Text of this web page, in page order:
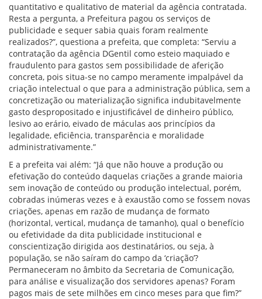
quantitativo e qualitativo de material da agência contratada.
Resta a pergunta, a Prefeitura pagou os serviços de
publicidade e sequer sabia quais foram realmente
realizados?”, questiona a prefeita, que completa: “Serviu a
contratação da agência DGentil como esteio maquiado e
fraudulento para gastos sem possibilidade de aferição
concreta, pois situa-se no campo meramente impalpável da
criação intelectual o que para a administração pública, sem a
concretização ou materialização significa indubitavelmente
gasto despropositado e injustificável de dinheiro público,
lesivo ao erário, eivado de máculas aos princípios da
legalidade, eficiência, transparência e moralidade
administrativamente.”
E a prefeita vai além: “Já que não houve a produção ou
efetivação do conteúdo daquelas criações a grande maioria
sem inovação de conteúdo ou produção intelectual, porém,
cobradas inúmeras vezes e à exaustão como se fossem novas
criações, apenas em razão de mudança de formato
(horizontal, vertical, mudança de tamanho), qual o benefício
ou efetividade da dita publicidade institucional e
conscientização dirigida aos destinatários, ou seja, à
população, se não saíram do campo da ‘criação’?
Permaneceram no âmbito da Secretaria de Comunicação,
para análise e visualização dos servidores apenas? Foram
pagos mais de sete milhões em cinco meses para que fim?”